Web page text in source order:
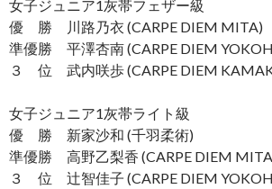
女子ジュニア1灰帯フェザー級
優 勝 川路乃衣 (CARPE DIEM MITA)
準優勝 平澤杏南 (CARPE DIEM
３ 位 武内咲歩 (CARPE DIEM
女子ジュニア1灰帯ライト級
優 勝 新家沙和 (千羽柔術)
準優勝 高野乙梨香 (CARPE DIEM
３ 位 辻智佳子 (CARPE DIEM